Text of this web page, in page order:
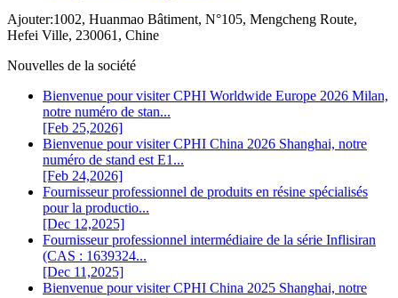
Ajouter:1002, Huanmao Bâtiment, N°105, Mengcheng Route,
Hefei Ville, 230061, Chine
Nouvelles de la société
Bienvenue pour visiter CPHI Worldwide Europe 2026 Milan,
notre numéro de stan...
[Feb 25,2026]
Bienvenue pour visiter CPHI China 2026 Shanghai, notre
numéro de stand est E1...
[Feb 24,2026]
Fournisseur professionnel de produits en résine spécialisés
pour la productio...
[Dec 12,2025]
Fournisseur professionnel intermédiaire de la série Inflisiran
(CAS : 1639324...
[Dec 11,2025]
Bienvenue pour visiter CPHI China 2025 Shanghai, notre